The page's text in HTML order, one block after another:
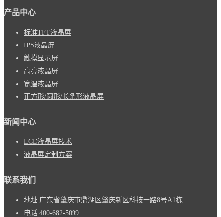
产品中心
标准TFT液晶屏
IPS液晶屏
触摸显示屏
高亮液晶屏
宽温液晶屏
正方形/圆形/长条形液晶屏
新闻中心
LCD液晶屏技术
液晶屏定制方案
联系我们
地址:广东省肇庆市鼎湖区肇庆新区科技一路8号A1栋
电话:400-682-5099